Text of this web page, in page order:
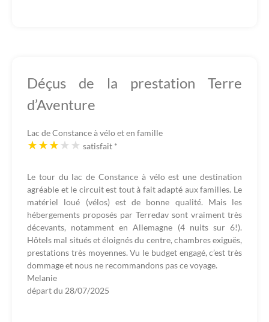
Déçus de la prestation Terre
d’Aventure
Lac de Constance à vélo et en famille
satisfait *
Le tour du lac de Constance à vélo est une destination
agréable et le circuit est tout à fait adapté aux familles. Le
matériel loué (vélos) est de bonne qualité. Mais les
hébergements proposés par Terredav sont vraiment très
décevants, notamment en Allemagne (4 nuits sur 6!).
Hôtels mal situés et éloignés du centre, chambres exiguës,
prestations très moyennes. Vu le budget engagé, c’est très
dommage et nous ne recommandons pas ce voyage.
Melanie
départ du 28/07/2025